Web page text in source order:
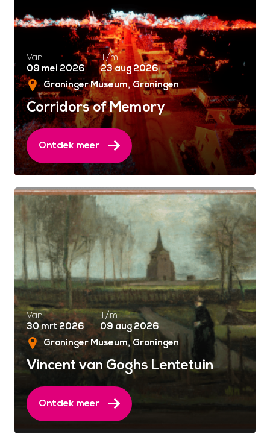
Van
09 mei 2026
T/m
23 aug 2026
Groninger Museum Groningen
Corridors of Memory
Ontdek meer
Van
30 mrt 2026
T/m
09 aug 2026
Groninger Museum Groningen
Vincent van Goghs Lentetuin
Ontdek meer